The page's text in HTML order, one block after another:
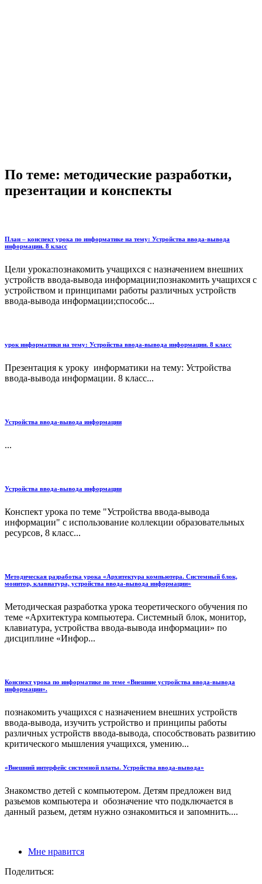
По теме: методические разработки,
презентации и конспекты
План – конспект урока по информатике на тему: Устройства ввода-вывода
информации. 8 класс
Цели урока:познакомить учащихся с назначением внешних
устройств ввода-вывода информации;познакомить учащихся с
устройством и принципами работы различных устройств
ввода-вывода информации;способс...
урок информатики на тему: Устройства ввода-вывода информации. 8 класс
Презентация к уроку информатики на тему: Устройства
ввода-вывода информации. 8 класс...
Устройства ввода-вывода информации
...
Устройства ввода-вывода информации
Конспект урока по теме "Устройства ввода-вывода
информации" с использование коллекции образовательных
ресурсов, 8 класс...
Методическая разработка урока «Архитектура компьютера. Системный блок,
монитор, клавиатура, устройства ввода-вывода информации»
Методическая разработка урока теоретического обучения по
теме «Архитектура компьютера. Системный блок, монитор,
клавиатура, устройства ввода-вывода информации» по
дисциплине «Инфор...
Конспект урока по информатике по теме «Внешние устройства ввода-вывода
информации».
познакомить учащихся с назначением внешних устройств
ввода-вывода, изучить устройство и принципы работы
различных устройств ввода-вывода, способствовать развитию
критического мышления учащихся, умению...
«Внешний интерфейс системной платы. Устройства ввода-вывода»
Знакомство детей с компьютером. Детям предложен вид
разьемов компьютера и обозначение что подключается в
данный разьем, детям нужно ознакомиться и запомнить....
Мне нравится
Поделиться: